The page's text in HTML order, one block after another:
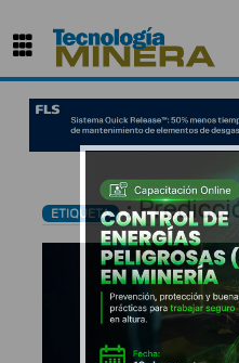
ETIQUETA :